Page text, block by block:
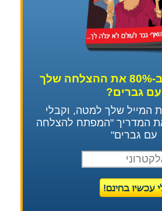
רוצה להגדיל ב-80% את ההצלחה שלך
עם גברים?
המייל שלך למטה, וקבלי
המדריך "המפתח להצלחה
עם גברים"